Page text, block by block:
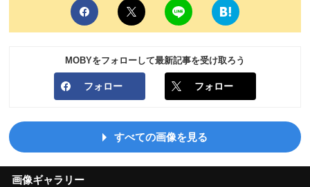
MOBYをフォローして最新記事を受け取ろう
フォロー フォロー
すべての画像を見る
画像ギャラリー